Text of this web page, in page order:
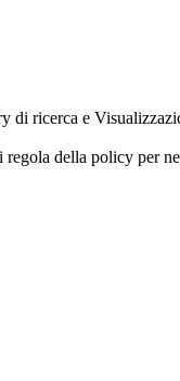
di ricerca e
della policy per